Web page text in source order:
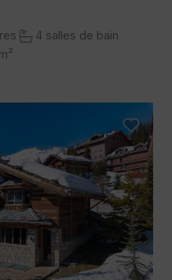
4 salles de bain